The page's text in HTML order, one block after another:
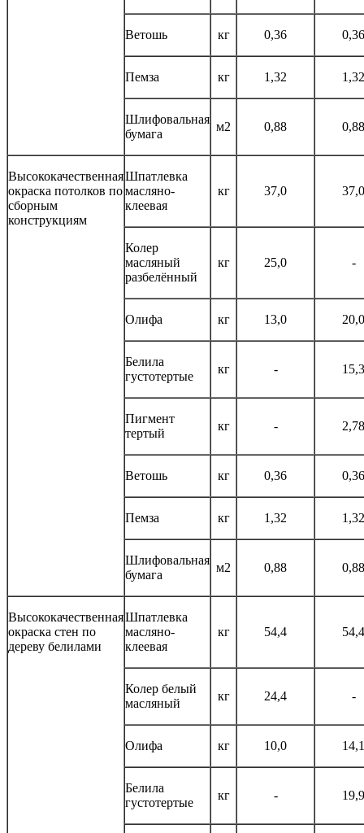
Ветошь кг 0,36 0,36
Пемза кг 1,32 1,32
Шлифовальная
бумага
м2 0,88 0,88
Высококачественная
окраска потолков по
сборным
конструкциям
Шпатлевка
масляно-
клеевая
кг 37,0 37,0
Колер
масляный
разбелённый
кг 25,0 -
Олифа кг 13,0 20,0
Белила
густотертые
кг - 15,3
Пигмент
тертый
кг - 2,78
Ветошь кг 0,36 0,36
Пемза кг 1,32 1,32
Шлифовальная
бумага
м2 0,88 0,88
Высококачественная
окраска стен по
дереву белилами
Шпатлевка
масляно-
клеевая
кг 54,4 54,4
Колер белый
масляный
кг 24,4 -
Олифа кг 10,0 14,1
Белила
густотертые
кг - 19,9